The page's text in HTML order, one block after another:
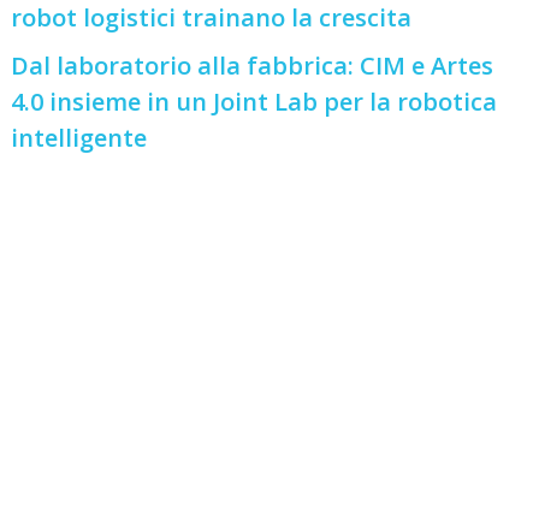
robot logistici trainano la crescita
Dal laboratorio alla fabbrica: CIM e Artes
4.0 insieme in un Joint Lab per la robotica
intelligente